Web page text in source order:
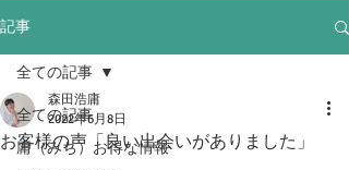
記事
全ての記事
庸（みち）お得な情報
全ての記事
お客様の声「良い出会いがありました」
森田浩庸
2022年6月8日